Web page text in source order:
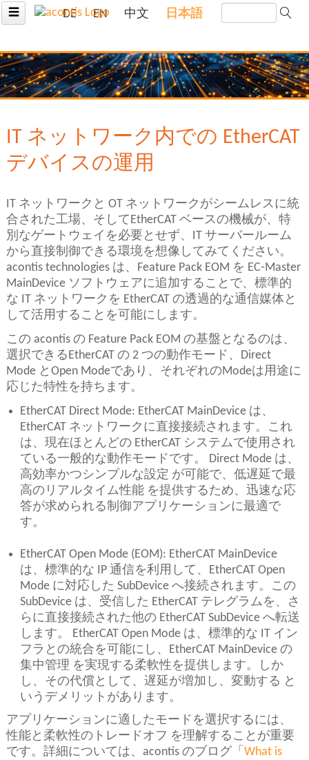
☰ DE EN 中文 日本語
IT ネットワーク内での EtherCAT
デバイスの運用
IT ネットワークと OT ネットワークがシームレスに統
合された工場、そしてEtherCAT ベースの機械が、特
別なゲートウェイを必要とせず、IT サーバールーム
から直接制御できる環境を想像してみてください。
acontis technologies は、Feature Pack EOM を EC-Master
MainDevice ソフトウェアに追加することで、標準的
な IT ネットワークを EtherCAT の透過的な通信媒体と
して活用することを可能にします。
この acontis の Feature Pack EOM の基盤となるのは、
選択できるEtherCAT の 2 つの動作モード、Direct
Mode とOpen Modeであり、それぞれのModeは用途に
応じた特性を持ちます。
EtherCAT Direct Mode: EtherCAT MainDevice は、
EtherCAT ネットワークに直接接続されます。これ
は、現在ほとんどの EtherCAT システムで使用され
ている一般的な動作モードです。 Direct Mode は、
高効率かつシンプルな設定 が可能で、低遅延で最
高のリアルタイム性能 を提供するため、迅速な応
答が求められる制御アプリケーションに最適で
す。
EtherCAT Open Mode (EOM): EtherCAT MainDevice
は、標準的な IP 通信を利用して、EtherCAT Open
Mode に対応した SubDevice へ接続されます。この
SubDevice は、受信した EtherCAT テレグラムを、さ
らに直接接続された他の EtherCAT SubDevice へ転送
します。 EtherCAT Open Mode は、標準的な IT イン
フラとの統合を可能にし、EtherCAT MainDevice の
集中管理 を実現する柔軟性を提供します。しか
し、その代償として、遅延が増加し、変動する と
いうデメリットがあります。
アプリケーションに適したモードを選択するには、
性能と柔軟性のトレードオフ を理解することが重要
です。詳細については、acontis のブログ「 What is